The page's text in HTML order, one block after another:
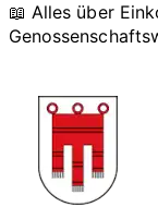
📖 Alles über